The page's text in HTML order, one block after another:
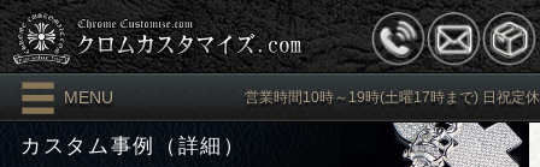
MENU 営業時間10時～19時(土曜17時まで) 日祝定休
カスタム事例（詳細）